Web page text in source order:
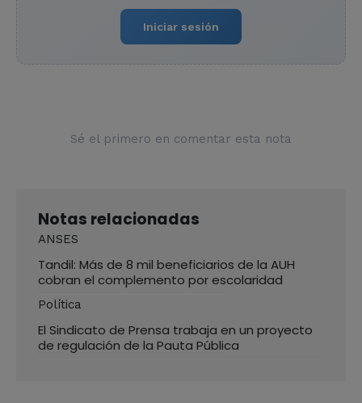
Iniciar sesión
Sé el primero en comentar esta nota
Notas relacionadas
ANSES
Tandil: Más de 8 mil beneficiarios de la AUH
cobran el complemento por escolaridad
Política
El Sindicato de Prensa trabaja en un proyecto
de regulación de la Pauta Pública